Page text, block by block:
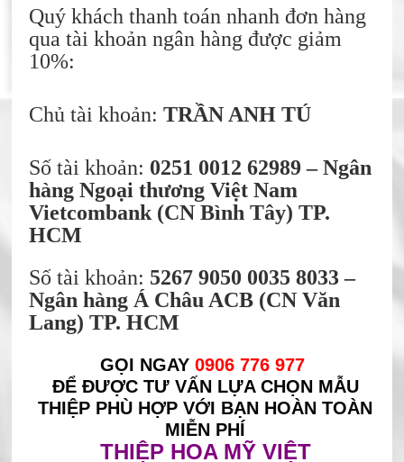
Quý khách thanh toán nhanh đơn hàng
qua tài khoản ngân hàng được giảm
10%:
Chủ tài khoản: TRẦN ANH TÚ
Số tài khoản: 0251 0012 62989 – Ngân
hàng Ngoại thương Việt Nam
Vietcombank (CN Bình Tây) TP.
HCM
Số tài khoản: 5267 9050 0035 8033 –
Ngân hàng Á Châu ACB (CN Văn
Lang) TP. HCM
GỌI NGAY0906 776 977
ĐỂ ĐƯỢC TƯ VẤN LỰA CHỌN MẪU
THIỆP PHÙ HỢP VỚI BẠN HOÀN TOÀN
MIỄN PHÍ
THIỆP HOA MỸ VIỆT